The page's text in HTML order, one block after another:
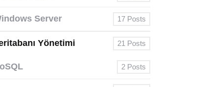
Server 17 Posts
Yönetimi 21 Posts
2 Posts